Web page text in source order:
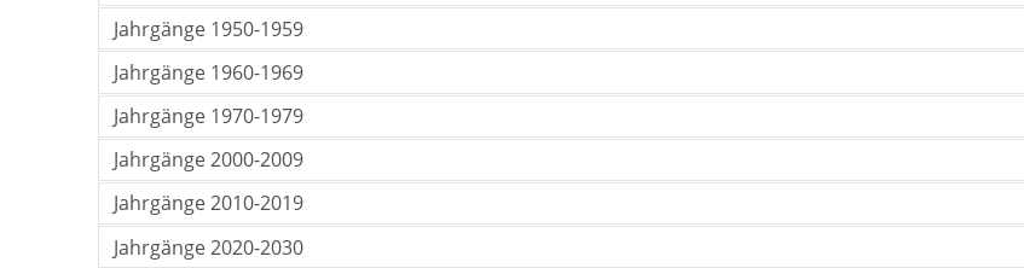
Jahrgänge 1950-1959
Jahrgänge 1960-1969
Jahrgänge 1970-1979
Jahrgänge 2000-2009
Jahrgänge 2010-2019
Jahrgänge 2020-2030